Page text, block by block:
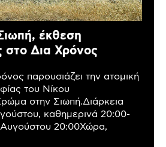
έκθεση
Δια Χρόνος
παρουσιάζει την ατομική
του Νίκου
στην Σιωπή.Διάρκεια
καθημερινά 20:00-
Αυγούστου 20:00Χώρα,